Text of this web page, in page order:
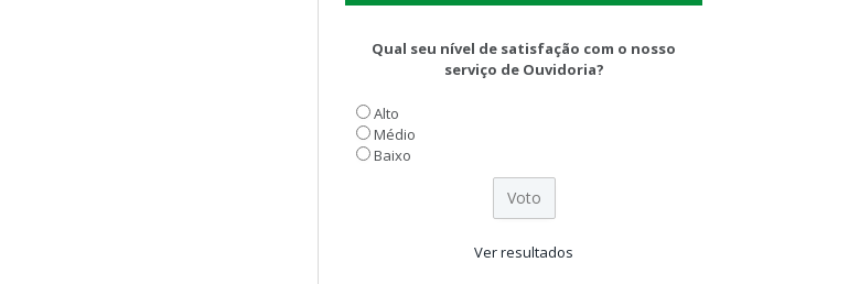
Qual seu nível de satisfação com o nosso
serviço de Ouvidoria?
Alto
Médio
Baixo
Ver resultados